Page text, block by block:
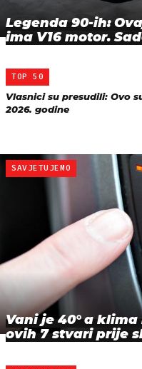
Legenda 90-ih:
ima V16 motor.
TOP 50
Vlasnici su presudili: Ovo
2026. godine
SAVJETUJEMO
Vani je 40° a
ovih 7 stvari prije